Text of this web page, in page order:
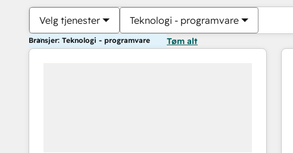
Velg tjenester Teknologi - programvare
Bransjer: Teknologi - programvare Tøm alt